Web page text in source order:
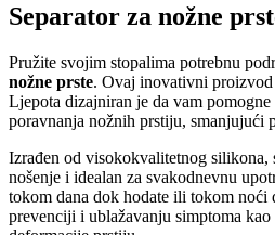
Separator za nožne
Pružite svojim stopalima potrebnu
nožne prste. Ovaj inovativni
Ljepota dizajniran je da vam
poravnanja nožnih prstiju, smanjujući
Izrađen od visokokvalitetnog silikona,
nošenje i idealan za svakodnevnu
tokom dana dok hodate ili tokom noći
prevenciji i ublažavanju simptoma